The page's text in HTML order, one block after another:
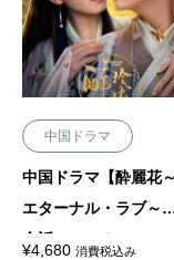
中国ドラマ
中国ドラマ【酔麗花～
エターナル・ラブ～
全話 DVD＆Blu-ray
¥4,680 消費税込み